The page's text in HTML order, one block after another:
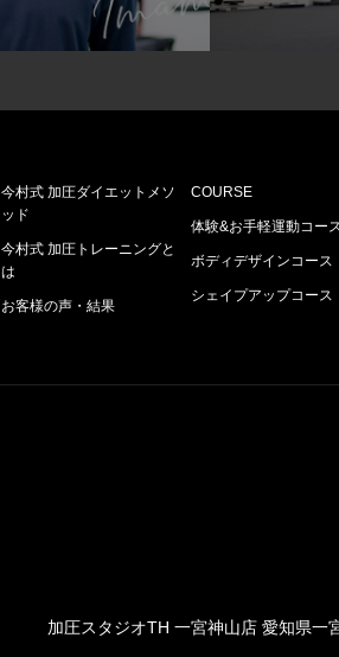
今村式 加圧ダイエットメソ
ッド
今村式 加圧トレーニングと
は
お客様の声・結果
COURSE
体験&お手軽運動コー
ボディデザインコース
シェイプアップコース
加圧スタジオTH 一宮神山店 愛知県一